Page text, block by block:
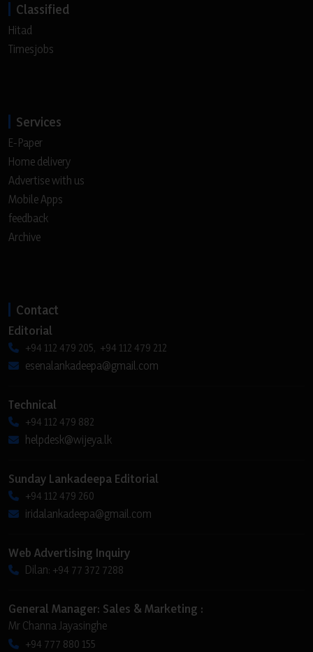
Classified
Hitad
Timesjobs
Services
E-Paper
Home delivery
Advertise with us
Mobile Apps
feedback
Archive
Contact
Editorial
+94 112 479 205, +94 112 479 212
esenalankadeepa@gmail.com
Technical
+94 112 479 882
helpdesk@wijeya.lk
Sunday Lankadeepa Editorial
+94 112 479 260
iridalankadeepa@gmail.com
Web Advertising Inquiry
Dilan: +94 77 372 7288
General Manager: Sales & Marketing :
Mr Channa Jayasinghe
+94 777 880 155